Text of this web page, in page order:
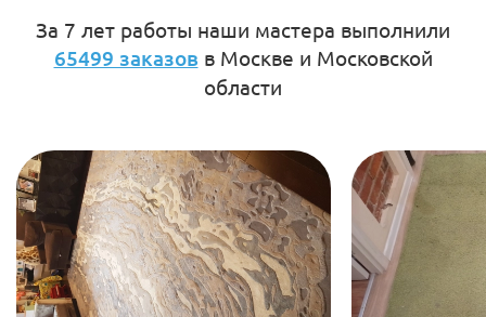
За 7 лет работы наши мастера выполнили
65499 заказов в Москве и Московской
области